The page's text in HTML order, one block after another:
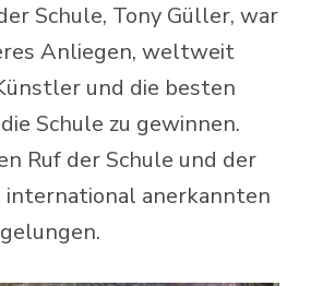
Schule, Tony Güller, war
Anliegen, weltweit
und die besten
Schule zu gewinnen.
Ruf der Schule und der
international anerkannten